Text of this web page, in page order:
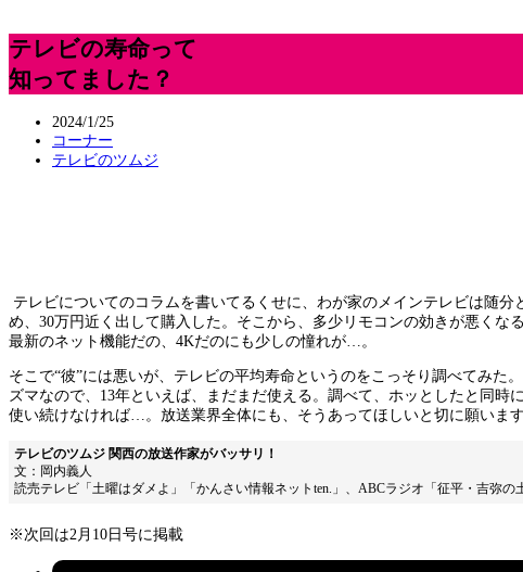
テレビの寿命って
知ってました？
2024/1/25
コーナー
テレビのツムジ
テレビについてのコラムを書いてるくせに、わが家のメインテレビは随
め、30万円近く出して購入した。そこから、多少リモコンの効きが悪くな
最新のネット機能だの、4Kだのにも少しの憧れが…。
そこで“彼”には悪いが、テレビの平均寿命というのをこっそり調べてみた
ズマなので、13年といえば、まだまだ使える。調べて、ホッとしたと同
使い続けなければ…。放送業界全体にも、そうあってほしいと切に願いま
テレビのツムジ 関西の放送作家がバッサリ！
文：岡内義人
読売テレビ「土曜はダメよ」「かんさい情報ネットten.」、ABCラジオ「征平・吉弥
※次回は2月10日号に掲載